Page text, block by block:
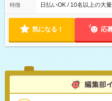
によって時間外での勤務
特徴 日払いOK / 10名以上の大
気になる！ 応